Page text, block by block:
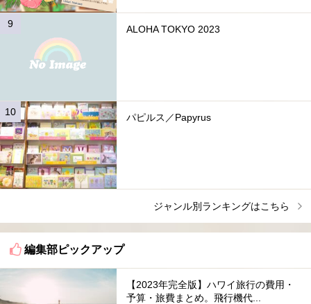
ALOHA TOKYO 2023
パピルス／Papyrus
ジャンル別ランキングはこちら
編集部ピックアップ
【2023年完全版】ハワイ旅行の費用・
予算・旅費まとめ。飛行機代...